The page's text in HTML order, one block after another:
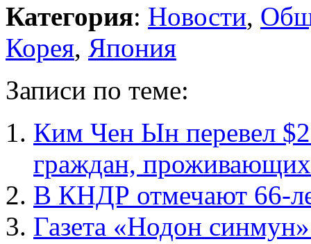
Категория: Новости,
Корея, Япония
Записи по теме:
Ким Чен Ын перевел
граждан,
В КНДР отмечают 66-
Газета «Нодон